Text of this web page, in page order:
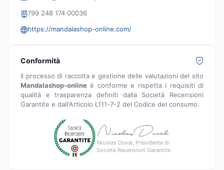
799 248 174 00036
https://mandalashop-online.com/
Conformità
Il processo di raccolta e gestione delle valutazioni del sito
Mandalashop-online è conforme e rispetta i requisiti di
qualità e trasparenza definiti dalla Società Recensioni
Garantite e dall'Articolo L111-7-2 del Codice del consumo.
Nicolas Duval, Presidente di
Società Recensioni Garantite